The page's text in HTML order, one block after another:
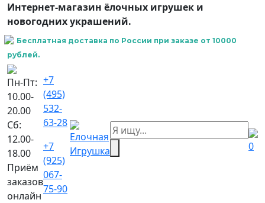
Интернет-магазин ёлочных игрушек и
новогодних украшений.
Бесплатная доставка по России при заказе от 10000
рублей.
Пн-Пт:
10.00-
20.00
Сб:
12.00-
18.00
Приём
заказов
онлайн
+7
(495)
532-
63-28
+7
(925)
067-
75-90
0